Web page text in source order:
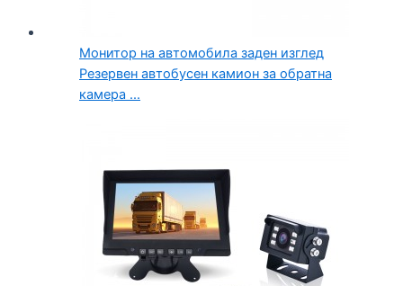
Монитор на автомобила заден изглед
Резервен автобусен камион за обратна
камера ...